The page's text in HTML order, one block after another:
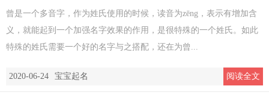
曾是一个多音字，作为姓氏使用的时候，读音为zēng，表示有增加含
义，就能起到一个加强名字效果的作用，是很特殊的一个姓氏。如此
特殊的姓氏需要一个好的名字与之搭配，还在为曾...
2020-06-24 宝宝起名 阅读全文